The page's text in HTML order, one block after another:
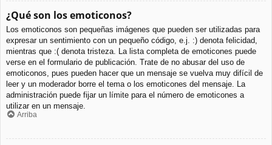
¿Qué son los emoticonos?
Los emoticonos son pequeñas imágenes que pueden ser utilizadas para
expresar un sentimiento con un pequeño código, e.j. :) denota felicidad,
mientras que :( denota tristeza. La lista completa de emoticones puede
verse en el formulario de publicación. Trate de no abusar del uso de
emoticonos, pues pueden hacer que un mensaje se vuelva muy difícil de
leer y un moderador borre el tema o los emoticones del mensaje. La
administración puede fijar un límite para el número de emoticones a
utilizar en un mensaje.
Arriba